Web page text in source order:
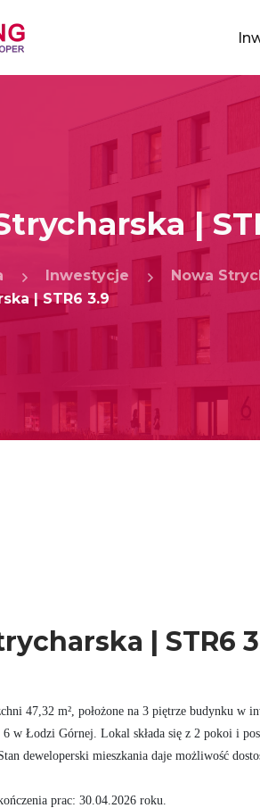
|
Inwestycje
Nowa
| STR6 3.9
| STR6
47,32 m², położone na 3 piętrze budynku w
w Łodzi Górnej. Lokal składa się z 2 pokoi i
deweloperski mieszkania daje możliwość
prac: 30.04.2026 roku.